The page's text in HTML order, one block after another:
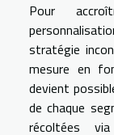
Pour
stratégie
mesure en
devient
de chaque
récoltées